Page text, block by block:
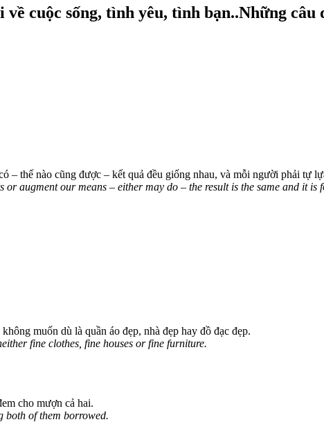
cuộc sống, tình yêu, tình bạn..Những câu
– thế nào cũng được – kết quả đều giống nhau, và mỗi người phải tự
augment our means – either may do – the result is the same and it
muốn dù là quần áo đẹp, nhà đẹp hay đồ đạc đẹp.
fine clothes, fine houses or fine furniture.
cho mượn cả hai.
both of them borrowed.